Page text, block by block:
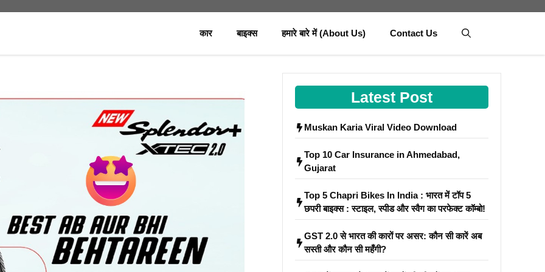
कार बाइक्स हमारे बारे में (About Us) Contact Us
Latest Post
Muskan Karia Viral Video Download
Top 10 Car Insurance in Ahmedabad,
Gujarat
Top 5 Chapri Bikes In India : भारत में टॉप 5
छपरी बाइक्स : स्टाइल, स्पीड और स्वैग का परफेक्ट कॉम्बो!
GST 2.0 से भारत की कारों पर असर: कौन सी कारें अब
सस्ती और कौन सी महँगी?